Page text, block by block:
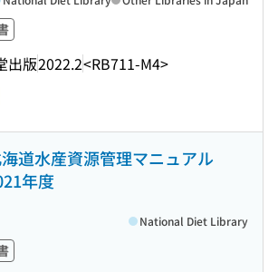
出版2022.2<RB711-M4>
道水産資源管理マニュアル
年度
National Diet Library